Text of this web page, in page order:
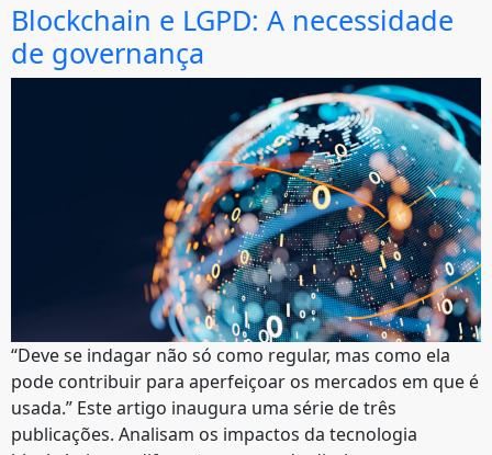
Blockchain e LGPD: A necessidade
de governança
“Deve se indagar não só como regular, mas como ela
pode contribuir para aperfeiçoar os mercados em que é
usada.” Este artigo inaugura uma série de três
publicações. Analisam os impactos da tecnologia